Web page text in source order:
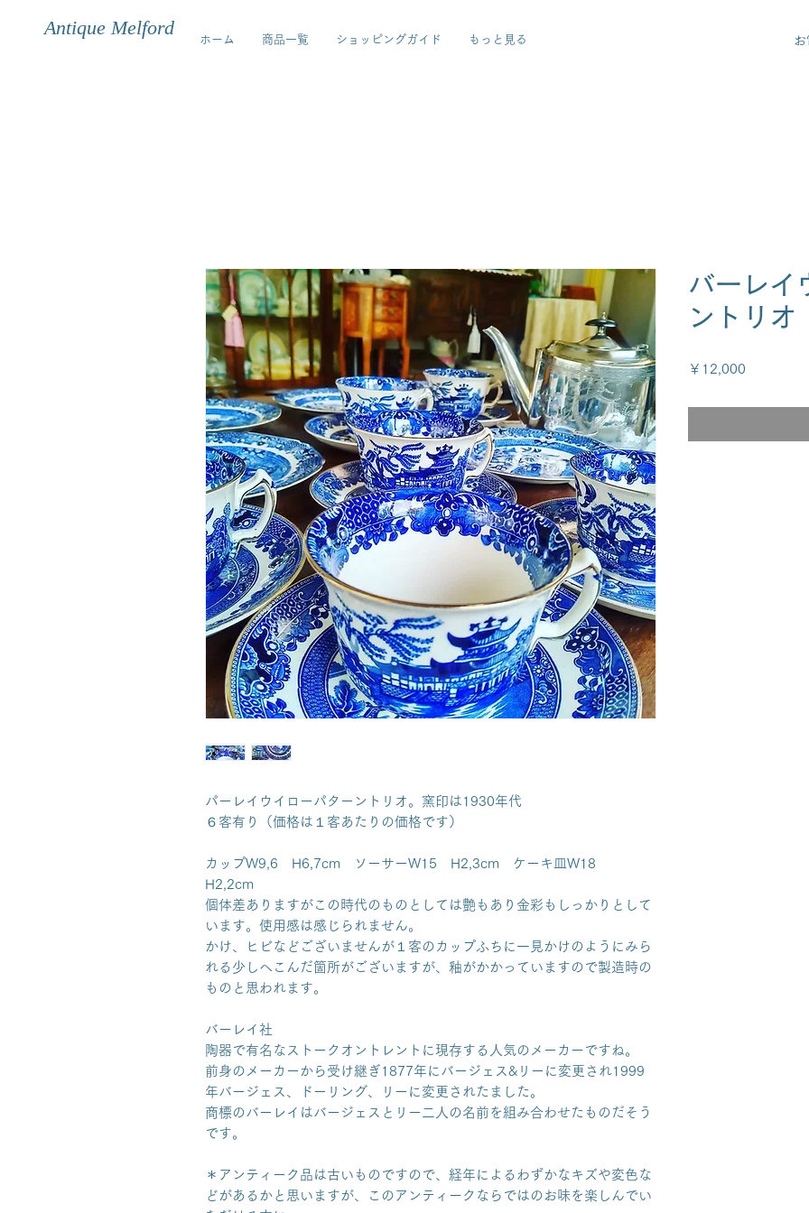
ホーム 商品一覧 ショッピングガイド もっと見る
Antique Melford
パーレイウイローパターントリオ。窯印は1930年代
６客有り（価格は１客あたりの価格です）
カップW9,6 H6,7cm ソーサーW15 H2,3cm ケーキ皿W18
H2,2cm
個体差ありますがこの時代のものとしては艶もあり金彩もしっかりとして
います。使用感は感じられません。
かけ、ヒビなどございませんが１客のカップふちに一見かけのようにみら
れる少しへこんだ箇所がございますが、釉がかかっていますので製造時の
ものと思われます。
バーレイ社
陶器で有名なストークオントレントに現存する人気のメーカーですね。
前身のメーカーから受け継ぎ1877年にバージェス&リーに変更され1999
年バージェス、ドーリング、リーに変更されたました。
商標のバーレイはバージェスとリー二人の名前を組み合わせたものだそう
です。
＊アンティーク品は古いものですので、経年によるわずかなキズや変色な
どがあるかと思いますが、このアンティークならではのお味を楽しんでい
バーレイ
ントリオ
￥12,000